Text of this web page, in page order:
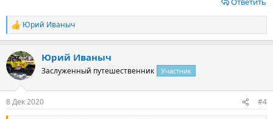
Р
е
к
ц
и
Юрий Иваныч
Юрий Иваныч
Заслуженный путешественник Участник
8 Дек 2020 #4